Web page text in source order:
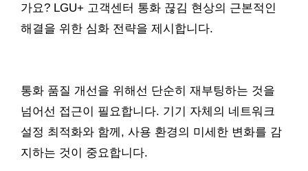
가요? LGU+ 고객센터 통화 끊김 현상의 근본적인
해결을 위한 심화 전략을 제시합니다.
통화 품질 개선을 위해선 단순히 재부팅하는 것을
넘어선 접근이 필요합니다. 기기 자체의 네트워크
설정 최적화와 함께, 사용 환경의 미세한 변화를 감
지하는 것이 중요합니다.